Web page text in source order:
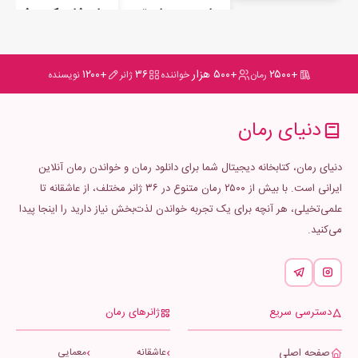
«گیسو تو هم به جای اینکه زُل زُل به من نگاه کنی پاشو برو اون کولر
رو روشن کن جهنم اومد جلوی چشمم...»
مداد را روی نوشته های نیمه تمامش رها کرد و با چشمی ترو فرز از
جایش برخاست ... وقت رفتن مامان بزرگ گلاب را دیدکه پر روسری
فیروزه ای اش را به پشت سر هول داده و سرش
را روی بالشت می گذاشت ، حالا نوبت او بود که چرتی قبل از شام بزند
....
باغ سیب افسون امینیان ✔, [۱۹.۰۷.۱۶ ۰۱:۳۹]
پشت میز اشپزخانه نشست و دستی به زیر چانه اش زد و درسکوت به
مامان گلی چشم دوخت ، زنی که در آستانه ی چهل سالگی ، همچنان
زیبا بود ...وچشمان خوش حالت و ابروهای کمانی اش همچنان دل
میبرد و هیکلش هم در گذر زمان همچنان دیدنی بود ....
+۲۵۰۰ رمان +۵۰۰ هزار خواننده ۳۶ژانر +۱۲۰۰ نویسنده
دنیای رمان
دنیای رمان، کتابخانه دیجیتال شما برای دانلود رمان و خواندن رمان آنلاین
ایرانی است. با بیش از ۲۵۰۰ رمان متنوع در ۳۶ ژانر مختلف، از عاشقانه تا
علمی‌تخیلی، هر آنچه برای یک تجربه خواندن لذت‌بخش نیاز دارید را اینجا پیدا
می‌کنید.
دسترسی سریع
صفحه اصلی
ژانرهای رمان
عاشقانه معمایی